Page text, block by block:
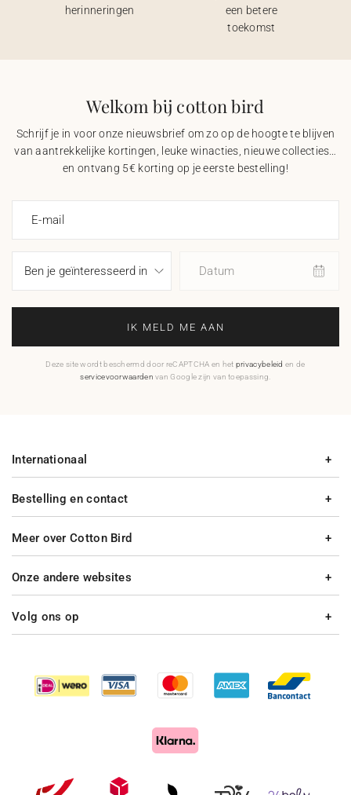
herinneringen
een betere
toekomst
Welkom bij cotton bird
Schrijf je in voor onze nieuwsbrief om zo op de hoogte te blijven
van aantrekkelijke kortingen, leuke winacties, nieuwe collecties…
en ontvang 5€ korting op je eerste bestelling!
E-mail
Datum
IK MELD ME AAN
Deze site wordt beschermd door reCAPTCHA en het privacybeleid en de
servicevoorwaarden van Google zijn van toepassing.
Bestelling en contact
Meer over Cotton Bird
Internationaal
Onze andere websites
Volg ons op